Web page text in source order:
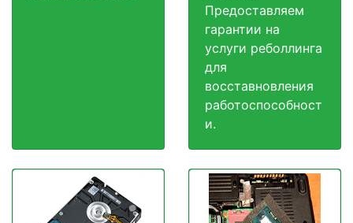
Предоставляем
гарантии на
услуги реболлинга
для
восставновления
работоспособност
и.